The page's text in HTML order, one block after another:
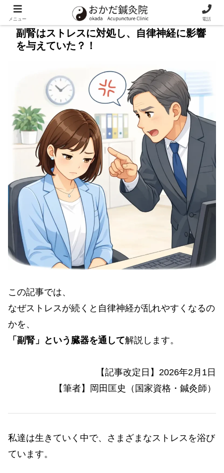
副腎はストレスに対処し、自律神経に影響
を与えていた？！
この記事では、
なぜストレスが続くと自律神経が乱れやすくなるの
かを、
「副腎」という臓器を通して解説します。
【記事改定日】2026年2月1日
【筆者】岡田匡史（国家資格・鍼灸師）
私達は生きていく中で、さまざまなストレスを浴び
ています。
メニュー 電話